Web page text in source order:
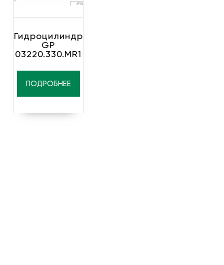
Гидроцилиндр
GP
03220.330.MR1
ПОДРОБНЕЕ